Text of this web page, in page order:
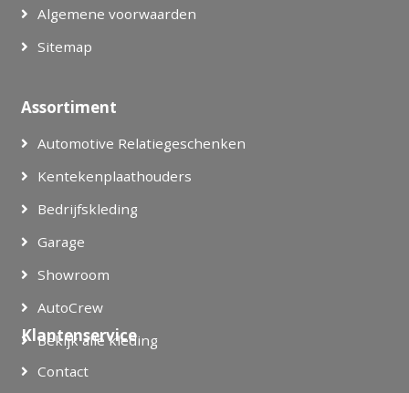
Algemene voorwaarden
Sitemap
Assortiment
Automotive Relatiegeschenken
Kentekenplaathouders
Bedrijfskleding
Garage
Showroom
AutoCrew
Bekijk alle kleding
Klantenservice
Contact